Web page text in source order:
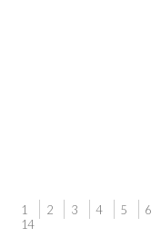
1 2 3 4 5 6
14